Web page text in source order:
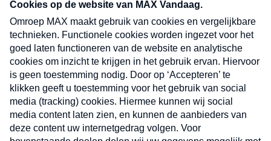
nieuwsbrief. Elke vrijdag- en dinsdagochtend in
uw mailbox.
Verzend